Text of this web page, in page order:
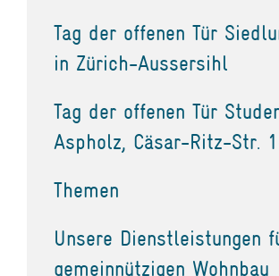
Tag der offenen Tür
in Zürich-Aussersihl
Tag der offenen Tür
Aspholz, Cäsar-Ritz-Str.
Themen
Unsere Dienstleistungen
gemeinnützigen Wohnbau